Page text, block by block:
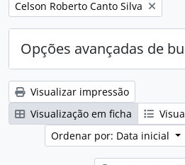
Remover filtro:
Celson Roberto Canto Silva
Opções avançadas de
Visualizar impressão
Visualização em ficha
Ordenar por: Data inicial